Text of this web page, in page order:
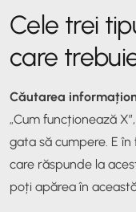
Cele trei
care
Căutarea
„Cum funcționează
gata să cumpere. E
care răspunde la
poți apărea în